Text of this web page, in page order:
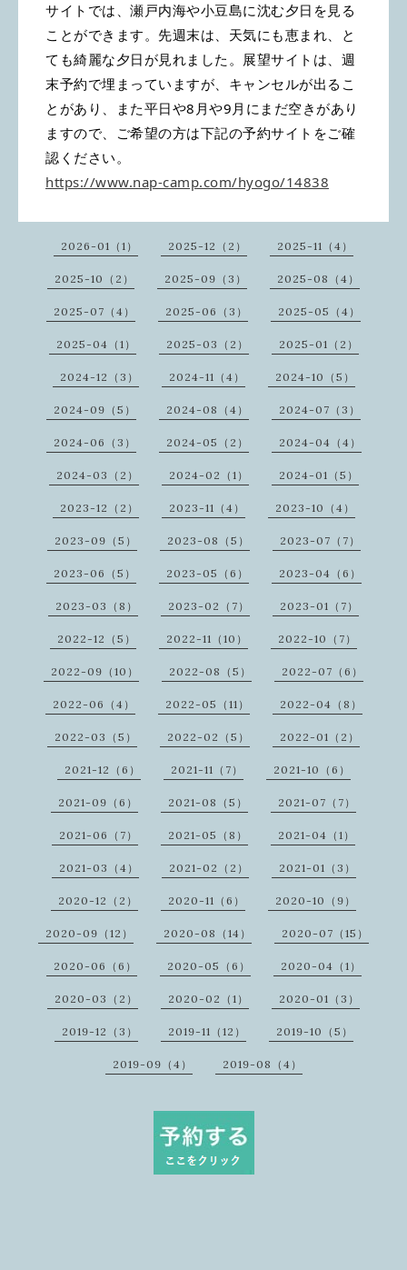
サイトでは、瀬戸内海や小豆島に沈む夕日を見る
ことができます。先週末は、天気にも恵まれ、と
ても綺麗な夕日が見れました。展望サイトは、週
末予約で埋まっていますが、キャンセルが出るこ
とがあり、また平日や8月や9月にまだ空きがあり
ますので、ご希望の方は下記の予約サイトをご確
認ください。
https://www.nap-camp.com/hyogo/14838
2026-01（1） 2025-12（2） 2025-11（4）
2025-10（2） 2025-09（3） 2025-08（4）
2025-07（4） 2025-06（3） 2025-05（4）
2025-04（1） 2025-03（2） 2025-01（2）
2024-12（3） 2024-11（4） 2024-10（5）
2024-09（5） 2024-08（4） 2024-07（3）
2024-06（3） 2024-05（2） 2024-04（4）
2024-03（2） 2024-02（1） 2024-01（5）
2023-12（2） 2023-11（4） 2023-10（4）
2023-09（5） 2023-08（5） 2023-07（7）
2023-06（5） 2023-05（6） 2023-04（6）
2023-03（8） 2023-02（7） 2023-01（7）
2022-12（5） 2022-11（10） 2022-10（7）
2022-09（10） 2022-08（5） 2022-07（6）
2022-06（4） 2022-05（11） 2022-04（8）
2022-03（5） 2022-02（5） 2022-01（2）
2021-12（6） 2021-11（7） 2021-10（6）
2021-09（6） 2021-08（5） 2021-07（7）
2021-06（7） 2021-05（8） 2021-04（1）
2021-03（4） 2021-02（2） 2021-01（3）
2020-12（2） 2020-11（6） 2020-10（9）
2020-09（12） 2020-08（14） 2020-07（15）
2020-06（6） 2020-05（6） 2020-04（1）
2020-03（2） 2020-02（1） 2020-01（3）
2019-12（3） 2019-11（12） 2019-10（5）
2019-09（4） 2019-08（4）